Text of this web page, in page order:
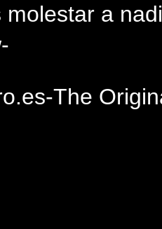
molestar a
The